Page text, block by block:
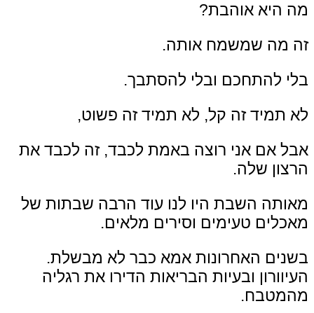
מה היא אוהבת?
זה מה שמשמח אותה.
בלי להתחכם ובלי להסתבך.
לא תמיד זה קל, לא תמיד זה פשוט,
אבל אם אני רוצה באמת לכבד, זה לכבד את
הרצון שלה.
מאותה השבת היו לנו עוד הרבה שבתות של
מאכלים טעימים וסירים מלאים.
בשנים האחרונות אמא כבר לא מבשלת.
העיוורון ובעיות הבריאות הדירו את רגליה
מהמטבח.